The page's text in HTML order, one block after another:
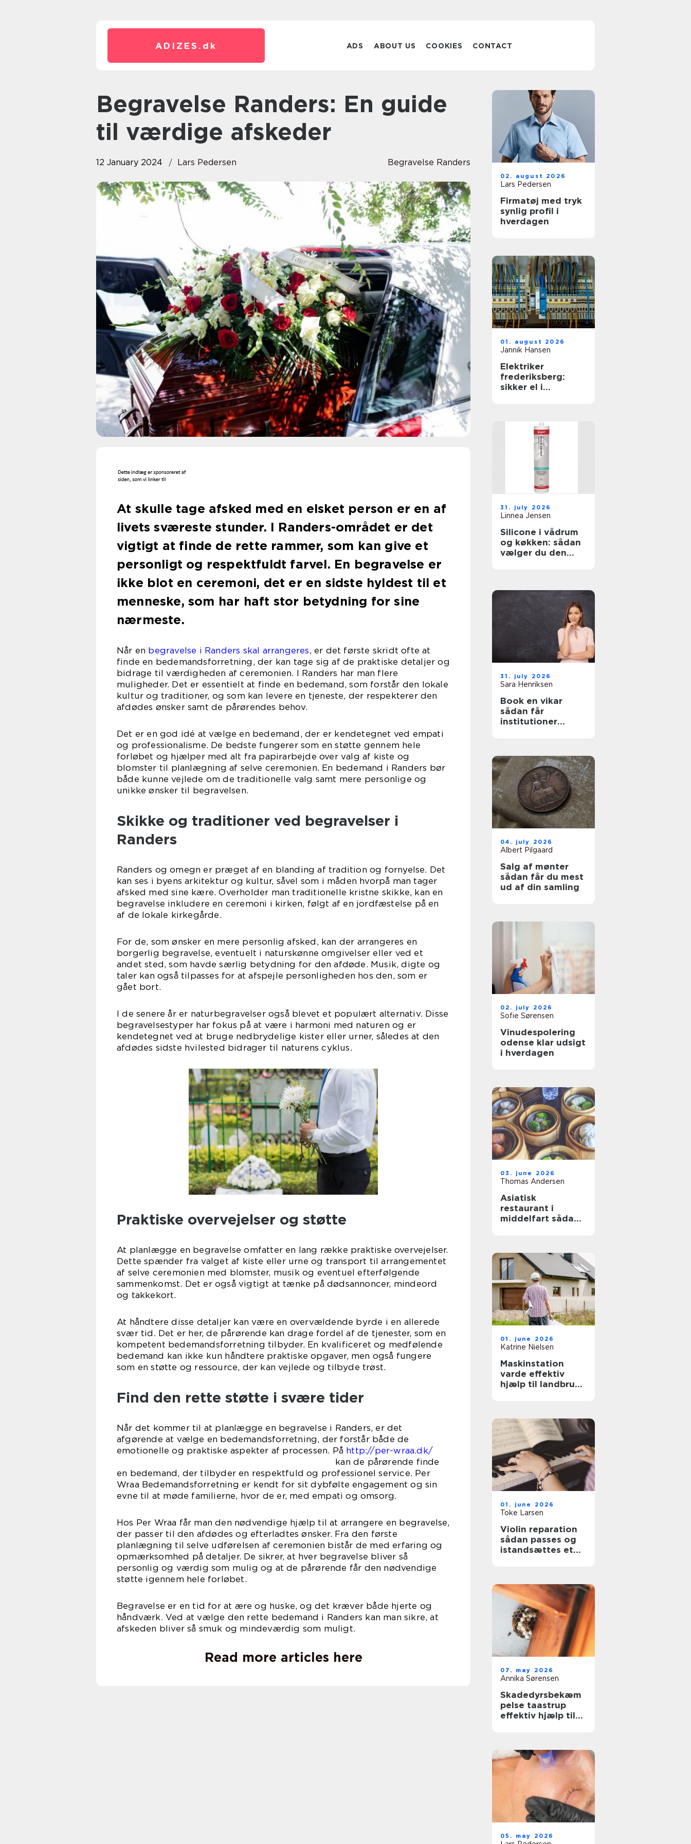
ADIZES. dk ADS ABOUT US COOKIES CONTACT
Begravelse Randers: En guide
til værdige afskeder
12 January 2024 Lars Pedersen Begravelse Randers
At skulle tage afsked med en elsket person er en af
livets sværeste stunder. I Randers-området er det
vigtigt at finde de rette rammer, som kan give et
personligt og respektfuldt farvel. En begravelse er
ikke blot en ceremoni, det er en sidste hyldest til et
menneske, som har haft stor betydning for sine
nærmeste.
Når en begravelse i Randers skal arrangeres, er det første skridt ofte at
finde en bedemandsforretning, der kan tage sig af de praktiske detaljer og
bidrage til værdigheden af ceremonien. I Randers har man flere
muligheder. Det er essentielt at finde en bedemand, som forstår den lokale
kultur og traditioner, og som kan levere en tjeneste, der respekterer den
afdødes ønsker samt de pårørendes behov.
Det er en god idé at vælge en bedemand, der er kendetegnet ved empati
og professionalisme. De bedste fungerer som en støtte gennem hele
forløbet og hjælper med alt fra papirarbejde over valg af kiste og
blomster til planlægning af selve ceremonien. En bedemand i Randers bør
både kunne vejlede om de traditionelle valg samt mere personlige og
unikke ønsker til begravelsen.
Skikke og traditioner ved begravelser i
Randers
Randers og omegn er præget af en blanding af tradition og fornyelse. Det
kan ses i byens arkitektur og kultur, såvel som i måden hvorpå man tager
afsked med sine kære. Overholder man traditionelle kristne skikke, kan en
begravelse inkludere en ceremoni i kirken, følgt af en jordfæstelse på en
af de lokale kirkegårde.
For de, som ønsker en mere personlig afsked, kan der arrangeres en
borgerlig begravelse, eventuelt i naturskønne omgivelser eller ved et
andet sted, som havde særlig betydning for den afdøde. Musik, digte og
taler kan også tilpasses for at afspejle personligheden hos den, som er
gået bort.
I de senere år er naturbegravelser også blevet et populært alternativ. Disse
begravelsestyper har fokus på at være i harmoni med naturen og er
kendetegnet ved at bruge nedbrydelige kister eller urner, således at den
afdødes sidste hvilested bidrager til naturens cyklus.
Praktiske overvejelser og støtte
At planlægge en begravelse omfatter en lang række praktiske overvejelser.
Dette spænder fra valget af kiste eller urne og transport til arrangementet
af selve ceremonien med blomster, musik og eventuel efterfølgende
sammenkomst. Det er også vigtigt at tænke på dødsannoncer, mindeord
og takkekort.
At håndtere disse detaljer kan være en overvældende byrde i en allerede
svær tid. Det er her, de pårørende kan drage fordel af de tjenester, som en
kompetent bedemandsforretning tilbyder. En kvalificeret og medfølende
bedemand kan ikke kun håndtere praktiske opgaver, men også fungere
som en støtte og ressource, der kan vejlede og tilbyde trøst.
Find den rette støtte i svære tider
Når det kommer til at planlægge en begravelse i Randers, er det
afgørende at vælge en bedemandsforretning, der forstår både de
emotionelle og praktiske aspekter af processen. På http://per-wraa.dk/
kan de pårørende finde
en bedemand, der tilbyder en respektfuld og professionel service. Per
Wraa Bedemandsforretning er kendt for sit dybfølte engagement og sin
evne til at møde familierne, hvor de er, med empati og omsorg.
Hos Per Wraa får man den nødvendige hjælp til at arrangere en begravelse,
der passer til den afdødes og efterladtes ønsker. Fra den første
planlægning til selve udførelsen af ceremonien bistår de med erfaring og
opmærksomhed på detaljer. De sikrer, at hver begravelse bliver så
personlig og værdig som mulig og at de pårørende får den nødvendige
støtte igennem hele forløbet.
Begravelse er en tid for at ære og huske, og det kræver både hjerte og
håndværk. Ved at vælge den rette bedemand i Randers kan man sikre, at
afskeden bliver så smuk og mindeværdig som muligt.
Read more articles here
02. august 2026
Lars Pedersen
Firmatøj med tryk
synlig profil i
hverdagen
01. august 2026
Jannik Hansen
Elektriker
frederiksberg:
sikker el i
31. july 2026
Linnea Jensen
Silicone i vådrum
og køkken: sådan
vælger du den
31. july 2026
Sara Henriksen
Book en vikar
sådan får
institutioner
04. july 2026
Albert Pilgaard
Salg af mønter
sådan får du mest
ud af din samling
02. july 2026
Sofie Sørensen
Vinudespolering
odense klar udsigt
i hverdagen
03. june 2026
Thomas Andersen
Asiatisk
restaurant i
middelfart sådan
01. june 2026
Katrine Nielsen
Maskinstation
varde effektiv
hjælp til landbrug
01. june 2026
Toke Larsen
Violin reparation
sådan passes og
istandsættes et
07. may 2026
Annika Sørensen
Skadedyrsbekæm
pelse taastrup
effektiv hjælp til
05. may 2026